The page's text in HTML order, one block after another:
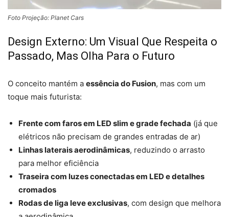
Foto Projeção: Planet Cars
Design Externo: Um Visual Que Respeita o
Passado, Mas Olha Para o Futuro
O conceito mantém a essência do Fusion, mas com um
toque mais futurista:
Frente com faros em LED slim e grade fechada (já que
elétricos não precisam de grandes entradas de ar)
Linhas laterais aerodinâmicas, reduzindo o arrasto
para melhor eficiência
Traseira com luzes conectadas em LED e detalhes
cromados
Rodas de liga leve exclusivas, com design que melhora